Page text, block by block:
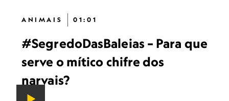
ANIMAIS 01:01
#SegredoDasBaleias – Para que
serve o mítico chifre dos
narvais?